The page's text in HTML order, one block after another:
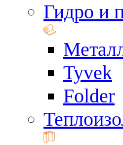
Гидро и
Tyvek
Folder